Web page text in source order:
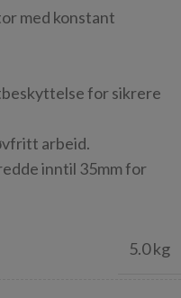
med konstant
for sikrere
arbeid.
inntil 35mm for
5.0 kg